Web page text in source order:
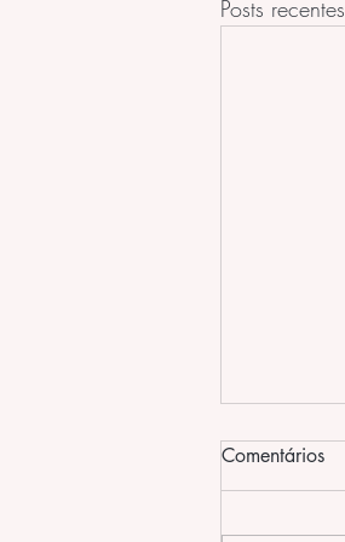
Posts recentes
Comentários